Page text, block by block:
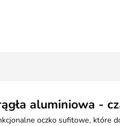
aluminiowa -
oczko sufitowe, które